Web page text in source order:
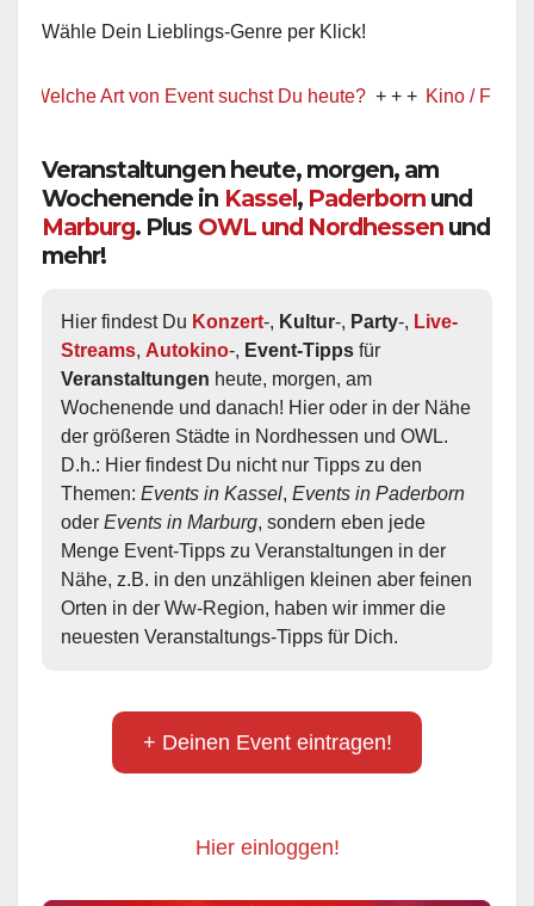
Wähle Dein Lieblings-Genre per Klick!
Art von Event suchst Du heute? + + + Kino / Film + + +
Veranstaltungen heute, morgen, am
Wochenende in Kassel, Paderborn und
Marburg. Plus OWL und Nordhessen und
mehr!
Hier findest Du Konzert-, Kultur-, Party-, Live-
Streams, Autokino-, Event-Tipps
Veranstaltungen heute, morgen, am
Wochenende und danach! Hier oder in der Nähe
der größeren Städte in Nordhessen und OWL.
D.h.: Hier findest Du nicht nur Tipps zu den
Themen: Events in Kassel, Events in Paderborn
oder Events in Marburg, sondern eben jede
Menge Event-Tipps zu Veranstaltungen in der
Nähe, z.B. in den unzähligen kleinen aber feinen
Orten in der Ww-Region, haben wir immer die
neuesten Veranstaltungs-Tipps für Dich.
+ Deinen Event eintragen!
Hier einloggen!